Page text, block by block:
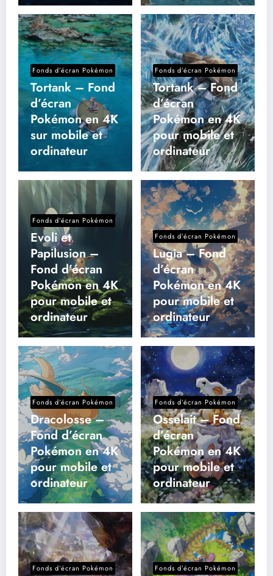
Fonds d’écran Pokémon
Tortank – Fond
d’écran
Pokémon en 4K
sur mobile et
ordinateur
Fonds d’écran Pokémon
Tortank – Fond
d’écran
Pokémon en 4K
pour mobile et
ordinateur
Fonds d’écran Pokémon
Evoli et
Papilusion –
Fond d’écran
Pokémon en 4K
pour mobile et
ordinateur
Fonds d’écran Pokémon
Lugia – Fond
d’écran
Pokémon en 4K
pour mobile et
ordinateur
Fonds d’écran Pokémon
Dracolosse –
Fond d’écran
Pokémon en 4K
pour mobile et
ordinateur
Fonds d’écran Pokémon
Osselait – Fond
d’écran
Pokémon en 4K
pour mobile et
ordinateur
Fonds d’écran Pokémon Fonds d’écran Pokémon